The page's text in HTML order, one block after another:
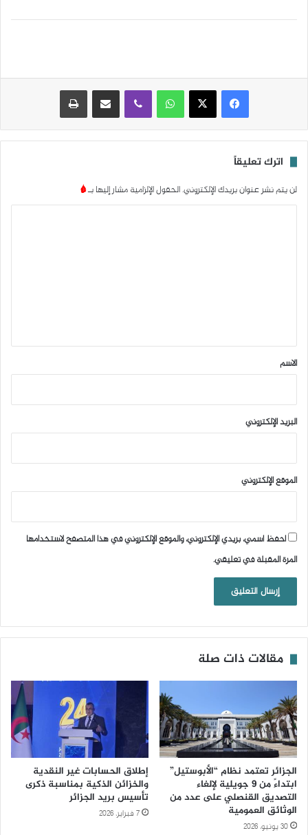
واتساب مشاركة عبر البريد
اترك تعليقاً
لن يتم نشر عنوان بريدك الإلكتروني.الحقول الإلزامية مشار إليها بـ*
*
الاسم
البريد الإلكتروني
الموقع الإلكتروني
احفظ اسمي، بريدي الإلكتروني، والموقع الإلكتروني في هذا المتصفح لاستخدامها
المرة المقبلة في تعليقي.
مقالات ذات صلة
الجزائر تعتمد نظام “الأبوستيل”
ابتداءً من 9 جويلية لإلغاء
التصديق القنصلي على عدد من
الوثائق العمومية
30 يونيو، 2026
إطلاق الحسابات غير النقدية
والخزائن الذكية بمناسبة ذكرى
تأسيس بريد الجزائر
7 فبراير، 2026